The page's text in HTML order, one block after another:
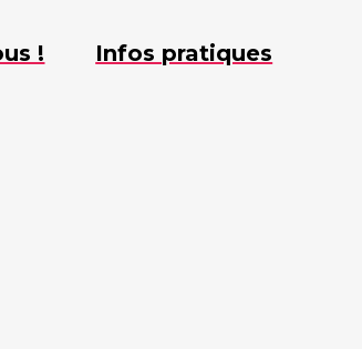
! Infos pratiques